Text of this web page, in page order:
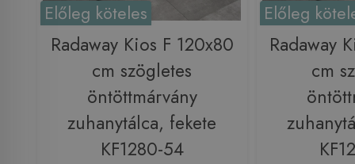
Előleg köteles
Radaway Kios F 120x80
cm szögletes
öntöttmárvány
zuhanytálca, fekete
KF1280-54
Előleg
Radaway
cm